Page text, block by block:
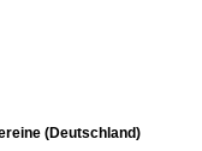
(Deutschland)